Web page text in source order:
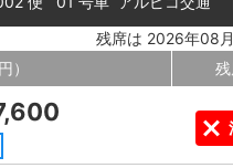
残席は 2026年08
）